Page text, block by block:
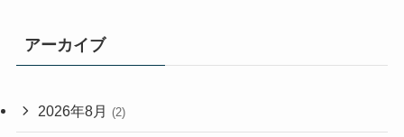
アーカイブ
2026年8月 (2)